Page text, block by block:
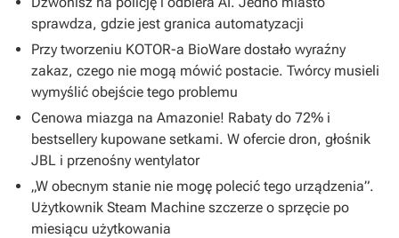
sprawdza, gdzie jest granica automatyzacji
Przy tworzeniu KOTOR-a BioWare dostało wyraźny
zakaz, czego nie mogą mówić postacie. Twórcy musieli
wymyślić obejście tego problemu
Cenowa miazga na Amazonie! Rabaty do 72% i
bestsellery kupowane setkami. W ofercie dron, głośnik
JBL i przenośny wentylator
„W obecnym stanie nie mogę polecić tego urządzenia”.
Użytkownik Steam Machine szczerze o sprzęcie po
miesiącu użytkowania